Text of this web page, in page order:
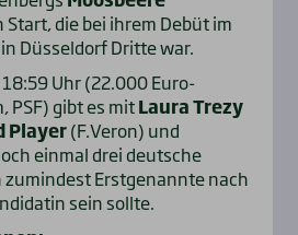
Start, die bei ihrem Debüt im
Düsseldorf Dritte war.
Uhr (22.000 Euro-
PSF) gibt es mitLaura Trezy
Player(F.Veron) und
einmal drei deutsche
zumindest Erstgenannte nach
sein sollte.